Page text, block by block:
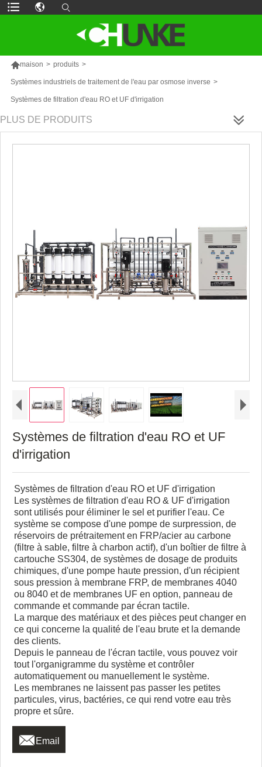
maison > produits >
Systèmes industriels de traitement de l'eau par osmose inverse >
Systèmes de filtration d'eau RO et UF d'irrigation
PLUS DE PRODUITS
Systèmes de filtration d'eau RO et UF
d'irrigation
Systèmes de filtration d'eau RO et UF d'irrigation
Les systèmes de filtration d'eau RO & UF d'irrigation
sont utilisés pour éliminer le sel et purifier l'eau. Ce
système se compose d'une pompe de surpression, de
réservoirs de prétraitement en FRP/acier au carbone
(filtre à sable, filtre à charbon actif), d'un boîtier de filtre à
cartouche SS304, de systèmes de dosage de produits
chimiques, d'une pompe haute pression, d'un récipient
sous pression à membrane FRP, de membranes 4040
ou 8040 et de membranes UF en option, panneau de
commande et commande par écran tactile.
La marque des matériaux et des pièces peut changer en
ce qui concerne la qualité de l'eau brute et la demande
des clients.
Depuis le panneau de l'écran tactile, vous pouvez voir
tout l'organigramme du système et contrôler
automatiquement ou manuellement le système.
Les membranes ne laissent pas passer les petites
particules, virus, bactéries, ce qui rend votre eau très
propre et sûre.
 Email